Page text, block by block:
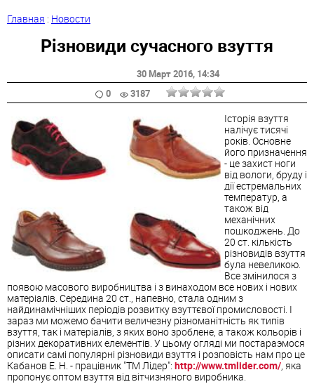
Главная : Новости
Різновиди сучасного взуття
30 Март 2016, 14:34
0
3187
Історія взуття
налічує тисячі
років. Основне
його призначення
- це захист ноги
від вологи, бруду і
дії естремальних
температур, а
також від
механічних
пошкоджень. До
20 ст. кількість
різновидів взуття
була невеликою.
Все змінилося з
появою масового виробництва і з винаходом все нових і нових
матеріалів. Середина 20 ст., напевно, стала одним з
найдинамічніших періодів розвитку взуттєвої промисловості. І
зараз ми можемо бачити величезну різноманітність як типів
взуття, так і матеріалів, з яких воно зроблене, а також кольорів і
різних декоративних елементів. У цьому огляді ми постараэмося
описати самі популярні різновиди взуття і розповість нам про це
Кабанов Е. Н. - працівник "ТМ Лідер": http://www.tmlider.com/ , яка
пропонує оптом взуття від вітчизняного виробника.